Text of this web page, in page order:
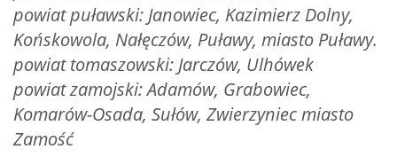
powiat puławski: Janowiec, Kazimierz Dolny,
Końskowola, Nałęczów, Puławy, miasto Puławy.
powiat tomaszowski: Jarczów, Ulhówek
powiat zamojski:Adamów, Grabowiec,
Komarów-Osada, Sułów, Zwierzyniec miasto
Zamość